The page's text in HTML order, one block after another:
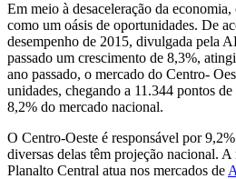
Em meio à desaceleração da
como um oásis de oportunidades. De
desempenho de 2015, divulgada pela
passado um crescimento de 8,3%,
ano passado, o mercado do Centro-
unidades, chegando a 11.344 pontos
8,2% do mercado nacional.
O Centro-Oeste é responsável por
diversas delas têm projeção nacional.
Planalto Central atua nos mercados de